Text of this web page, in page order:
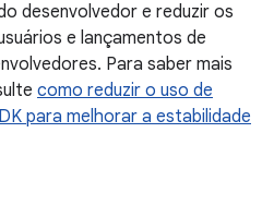
desenvolvedor e reduzir os
e lançamentos de
Para saber mais
como reduzir o uso de
para melhorar a estabilidade